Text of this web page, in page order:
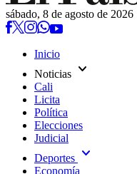
sábado, 8 de agosto de 2026
Inicio
Noticias expand_more
Cali
Licita
Política
Elecciones
Judicial
Deportes expand_more
Economía